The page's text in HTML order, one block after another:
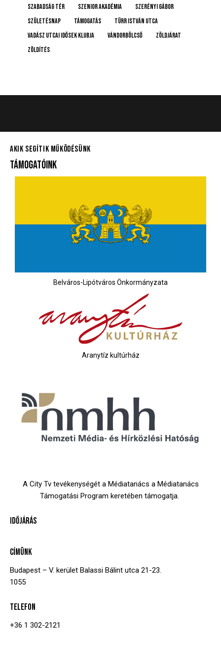
Szabadság tér
Szenior Akadémia
Szerényi Gábor
születésnap
támogatás
Türr István utca
Vadász Utcai Idősek Klubja
Vándorbölcső
Zöldjárat
Zöldítés
AKIK SEGÍTIK MŰKÖDÉSÜNK
TÁMOGATÓINK
Belváros-Lipótváros Önkormányzata
Aranytíz kultúrház
A City Tv tevékenységét a Médiatanács a Médiatanács
Támogatási Program keretében támogatja.
IDŐJÁRÁS
CÍMÜNK
Budapest – V. kerület Balassi Bálint utca 21-23.
1055
TELEFON
+36 1 302-2121